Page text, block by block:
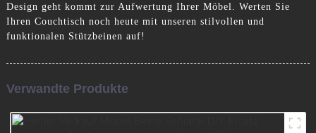
Design geht kommt zur Aufwertung Ihrer Möbel. Werten Sie
Ihren Couchtisch noch heute mit unseren stilvollen und
funktionalen Stützbeinen auf!
Verwandte Produkte